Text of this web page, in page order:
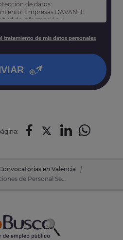
de datos:
Empresas DAVANTE
de información y
rectificar y suprimir sus datos,
y como se explica en nuestra
tratamiento de mis datos personales
en Valencia
Convocatoria de 1 plaza: Oposiciones de Personal Servicios en Buñol (Valencia)